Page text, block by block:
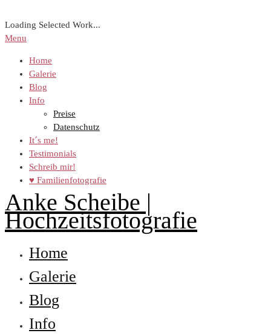
Loading Selected Work...
Menu
Home
Galerie
Blog
Info
Preise
Datenschutz
It´s me!
Testimonials
Schreib mir!
♥ Familienfotografie
Anke Scheibe |
Hochzeitsfotografie
Home
Galerie
Blog
Info